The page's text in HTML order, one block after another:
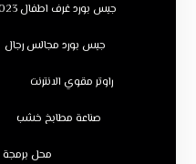
جبس بورد غرف اطفال 2023
جبس بورد مجالس رجال
راوتر مقوي الانترنت
صناعة مطابخ خشب
محل